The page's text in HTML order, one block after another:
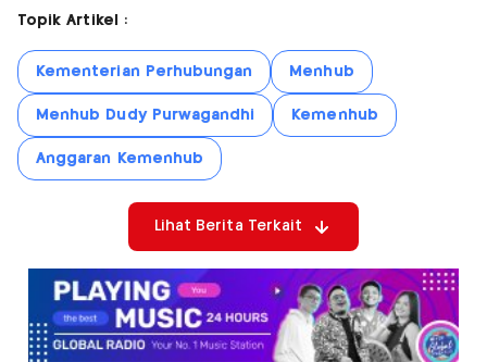
Topik Artikel :
Kementerian Perhubungan Menhub
Menhub Dudy Purwagandhi Kemenhub
Anggaran Kemenhub
Lihat Berita Terkait